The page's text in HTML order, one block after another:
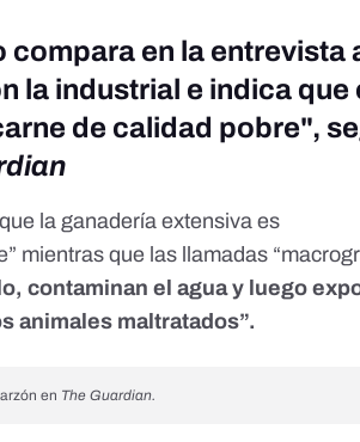
compara en la entrevista
la industrial e indica que
de calidad pobre",
la ganadería extensiva es
mientras que las llamadas
contaminan el agua y luego
animales maltratados”.
en The Guardian.